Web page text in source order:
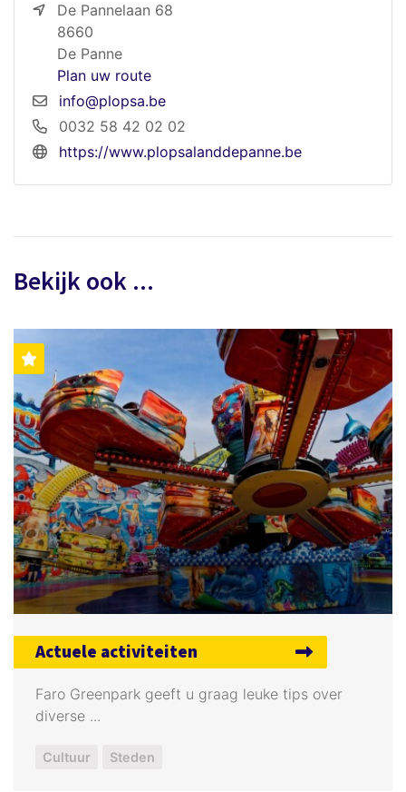
De Pannelaan 68
8660
De Panne
Plan uw route
info@plopsa.be
0032 58 42 02 02
https://www.plopsalanddepanne.be
Bekijk ook ...
Actuele activiteiten
Faro Greenpark geeft u graag leuke tips over
diverse ...
Cultuur Steden